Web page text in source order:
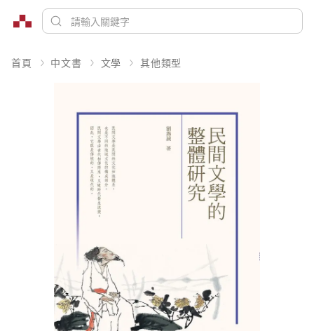
首頁 中文書 文學 其他類型